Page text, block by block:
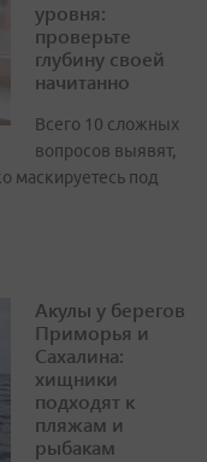
уровня:
проверьте
глубину своей
начитанно
Всего 10 сложных
вопросов выявят,
маскируетесь под
Акулы у берегов
Приморья и
Сахалина:
хищники
подходят к
пляжам и
рыбакам